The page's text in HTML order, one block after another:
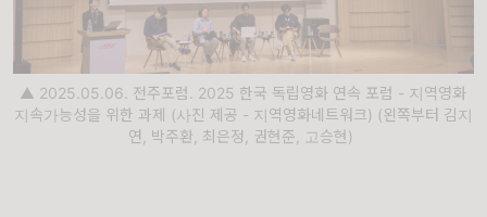
▲ 2025.05.06. 전주포럼. 2025 한국 독립영화 연속 포럼 - 지역영화
지속가능성을 위한 과제 (사진 제공 - 지역영화네트워크) (왼쪽부터 김지
연, 박주환, 최은정, 권현준, 고승현)